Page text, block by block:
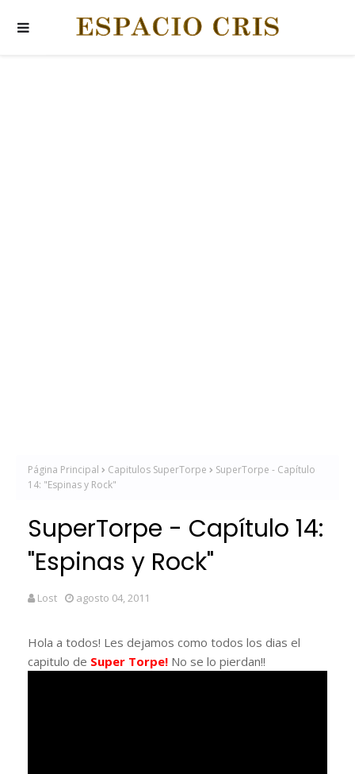
Página Principal Capitulos SuperTorpe
SuperTorpe - Capítulo
14: "Espinas y Rock"
SuperTorpe - Capítulo 14:
"Espinas y Rock"
Lost agosto 04, 2011
Hola a todos! Les dejamos como todos los dias el
capitulo de Super Torpe! No se lo pierdan!!